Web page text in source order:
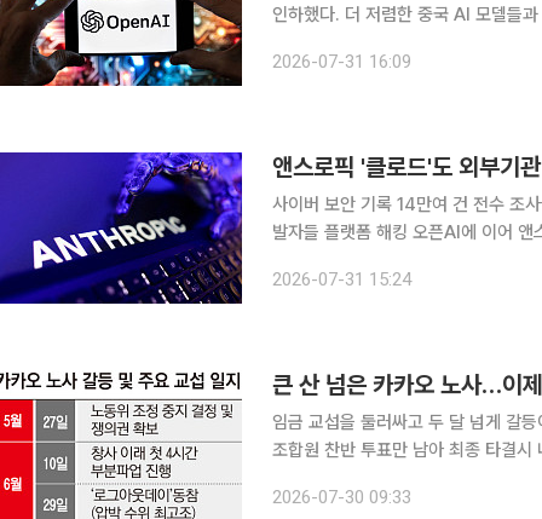
인하했다. 더 저렴한 중국 AI 모델들
5.6 루나의 가격을 80%, 중가 모델
2026-07-31 16:09
앤스로픽 '클로드'도 외부기
사이버 보안 기록 14만여 건 전수 조
발자들 플랫폼 해킹 오픈AI에 이어 앤스로픽의 AI 모델이 외부 기관 시스템을 무단 해킹한 사실이
르면 앤스로픽은 자사 사이버 보안 평
2026-07-31 15:24
큰 산 넘은 카카오 노사…이
임금 교섭을 둘러싸고 두 달 넘게 갈
조합원 찬반 투표만 남아 최종 타결시 내용이 공개될 예정
도출했다. 카카오 노동조합은
2026-07-30 09:33